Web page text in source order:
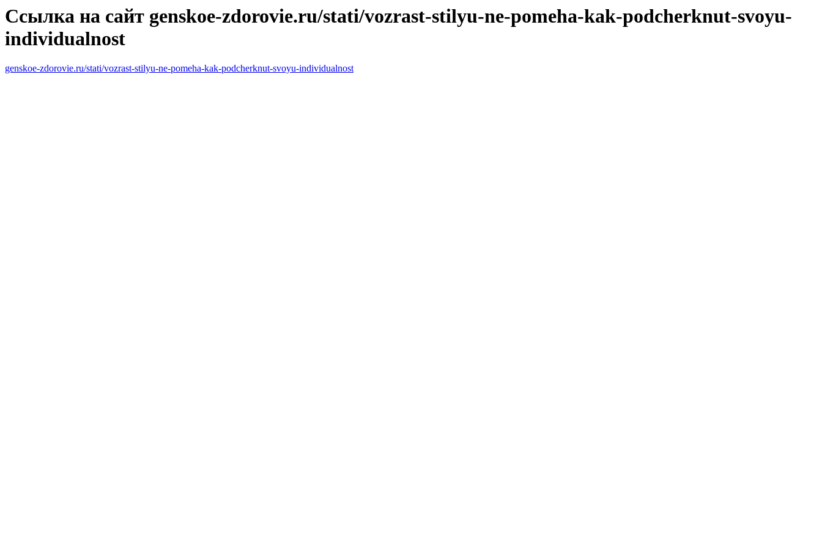
Ссылка на сайт genskoe-zdorovie.ru/stati/vozrast-stilyu-ne-pomeha-kak-podcherknut-svoyu-
individualnost
genskoe-zdorovie.ru/stati/vozrast-stilyu-ne-pomeha-kak-podcherknut-svoyu-individualnost